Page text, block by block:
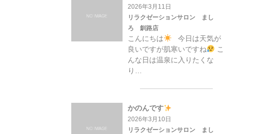
2026年3月11日
リラクゼーションサロン まし
ろ 釧路店
こんにちは
今日は天気が
良いですが肌寒いですね
こ
んな日は温泉に入りたくな
り…
かのんです
2026年3月10日
リラクゼーションサロン まし